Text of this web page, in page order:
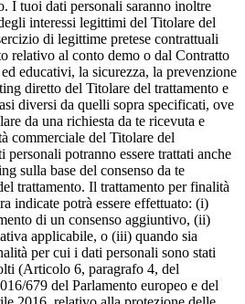
I tuoi dati personali saranno inoltre
interessi legittimi del Titolare del
di legittime pretese contrattuali
relativo al conto demo o dal Contratto
educativi, la sicurezza, la prevenzione
diretto del Titolare del trattamento e
diversi da quelli sopra specificati, ove
da una richiesta da te ricevuta e
commerciale del Titolare del
personali potranno essere trattati anche
sulla base del consenso da te
trattamento. Il trattamento per finalità
indicate potrà essere effettuato: (i)
di un consenso aggiuntivo, (ii)
applicabile, o (iii) quando sia
per cui i dati personali sono stati
(Articolo 6, paragrafo 4, del
679 del Parlamento europeo e del